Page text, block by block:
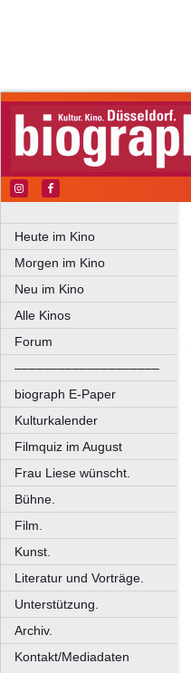
Heute im Kino
Morgen im Kino
Neu im Kino
Alle Kinos
Forum
––––––––––––––––––––
biograph E-Paper
Kulturkalender
Filmquiz im August
Frau Liese wünscht.
Bühne.
Film.
Kunst.
Literatur und Vorträge.
Unterstützung.
Archiv.
Kontakt/Mediadaten